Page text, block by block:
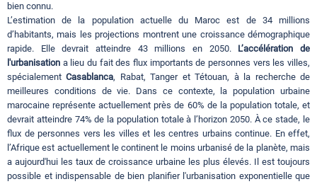
bien connu.
L’estimation de la population actuelle du Maroc est de 34 millions
d’habitants, mais les projections montrent une croissance démographique
rapide. Elle devrait atteindre 43 millions en 2050. L’accélération de
l'urbanisation a lieu du fait des flux importants de personnes vers les villes,
spécialementCasablanca, Rabat, Tanger et Tétouan, à la recherche de
meilleures conditions de vie. Dans ce contexte, la population urbaine
marocaine représente actuellement près de 60% de la population totale, et
devrait atteindre 74% de la population totale à l’horizon 2050. À ce stade, le
flux de personnes vers les villes et les centres urbains continue. En effet,
l’Afrique est actuellement le continent le moins urbanisé de la planète, mais
a aujourd'hui les taux de croissance urbaine les plus élevés. Il est toujours
possible et indispensable de bien planifier l'urbanisation exponentielle que